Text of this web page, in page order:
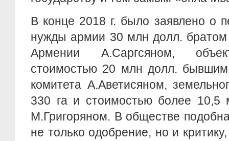
В конце 2018 г. было заявлено о
нужды армии 30 млн долл.
Армении А.Саргсяном,
стоимостью 20 млн долл. бывшим
комитета А.Аветисяном,
330 га и стоимостью более 10,5
М.Григоряном. В обществе
не только одобрение, но и